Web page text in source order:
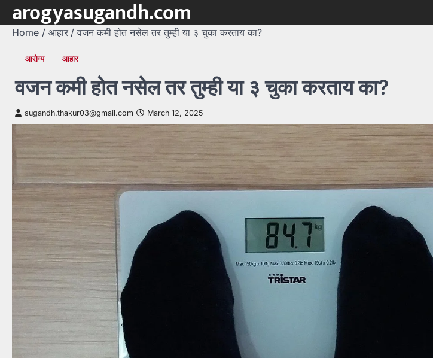
Skip
content
arogyasugandh.com
Home आहार वजन कमी होत नसेल तर तुम्ही या ३ चुका करताय का?
आरोग्य आहार
वजन कमी होत नसेल तर तुम्ही या ३ चुका करताय का?
sugandh.thakur03@gmail.com March 12, 2025